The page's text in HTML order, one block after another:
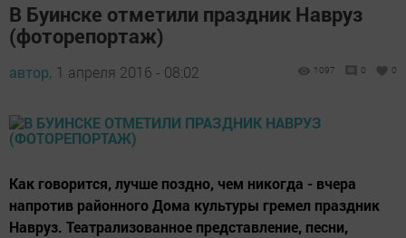
В Буинске отметили праздник Навруз
(фоторепортаж)
автор, 1 апреля 2016 - 08:02 1097 0 0
Как говорится, лучше поздно, чем никогда - вчера
напротив районного Дома культуры гремел праздник
Навруз. Театрализованное представление, песни,